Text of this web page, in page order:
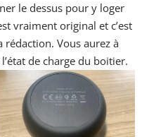
le dessus pour y loger
vraiment original et c’est
Vous aurez à
de charge du boitier.